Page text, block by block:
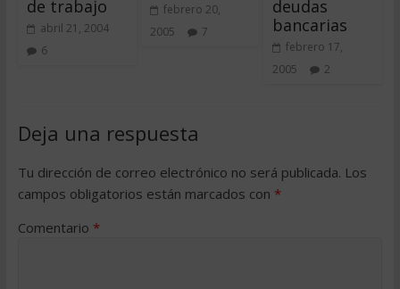
de trabajo
abril 21, 2004
6
febrero 20,
2005
7
deudas
bancarias
febrero 17,
2005
2
Deja una respuesta
Tu dirección de correo electrónico no será publicada. Los
campos obligatorios están marcados con *
Comentario *